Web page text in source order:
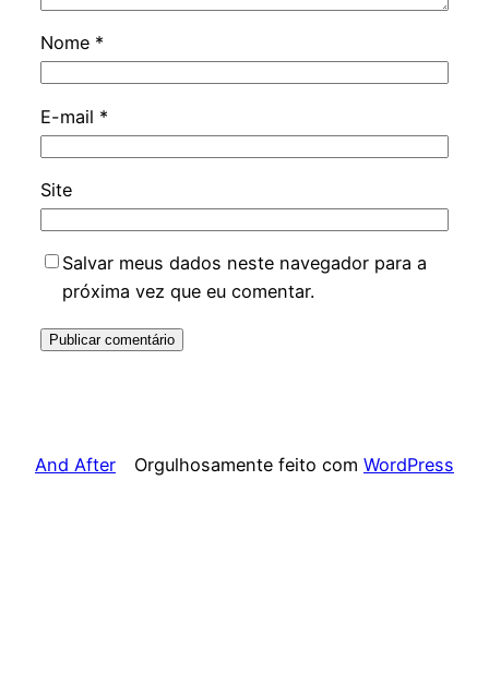
Nome *
E-mail *
Site
Salvar meus dados neste navegador para a
próxima vez que eu comentar.
And After Orgulhosamente feito com WordPress